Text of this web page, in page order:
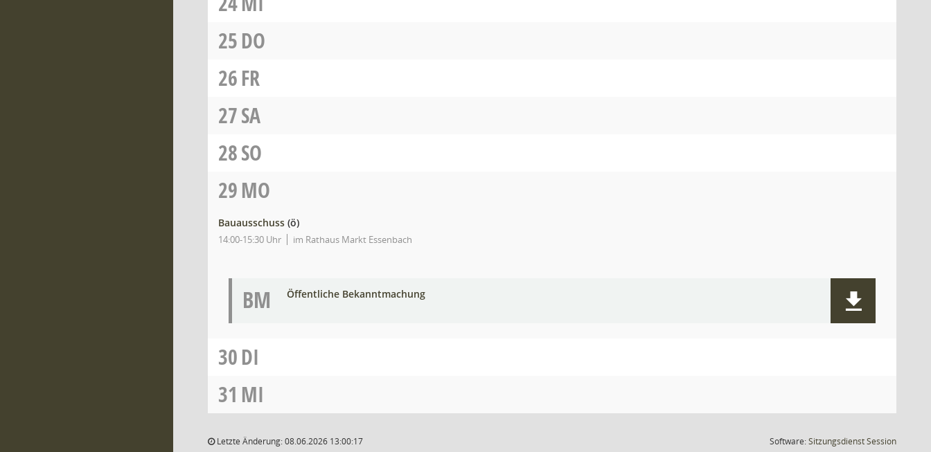
25DO
26FR
27SA
28SO
29MO
Bauausschuss (ö)
14:00-15:30 Uhr im Rathaus Markt Essenbach
BM Öffentliche Bekanntmachung
30DI
31 MI
Letzte Änderung: 08.06.2026 13:00:17 Software:SitzungsdienstSession(Wird in